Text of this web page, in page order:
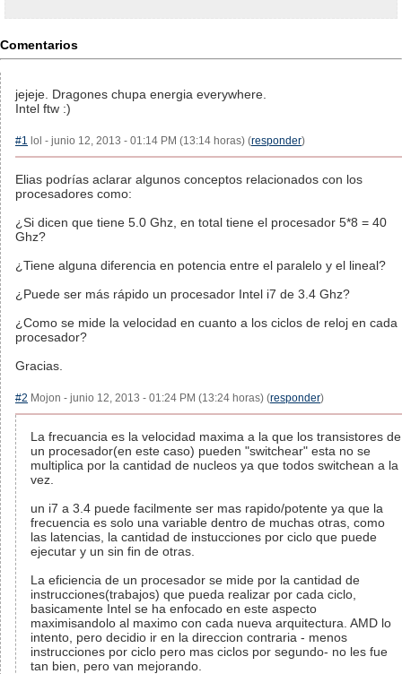
Comentarios
jejeje. Dragones chupa energia everywhere.
Intel ftw :)
#1 lol - junio 12, 2013 - 01:14 PM (13:14 horas) (responder)
Elias podrías aclarar algunos conceptos relacionados con los
procesadores como:
¿Si dicen que tiene 5.0 Ghz, en total tiene el procesador 5*8 = 40
Ghz?
¿Tiene alguna diferencia en potencia entre el paralelo y el lineal?
¿Puede ser más rápido un procesador Intel i7 de 3.4 Ghz?
¿Como se mide la velocidad en cuanto a los ciclos de reloj en cada
procesador?
Gracias.
#2 Mojon - junio 12, 2013 - 01:24 PM (13:24 horas) (responder)
La frecuancia es la velocidad maxima a la que los transistores de
un procesador(en este caso) pueden "switchear" esta no se
multiplica por la cantidad de nucleos ya que todos switchean a la
vez.
un i7 a 3.4 puede facilmente ser mas rapido/potente ya que la
frecuencia es solo una variable dentro de muchas otras, como
las latencias, la cantidad de instucciones por ciclo que puede
ejecutar y un sin fin de otras.
La eficiencia de un procesador se mide por la cantidad de
instrucciones(trabajos) que pueda realizar por cada ciclo,
basicamente Intel se ha enfocado en este aspecto
maximisandolo al maximo con cada nueva arquitectura. AMD lo
intento, pero decidio ir en la direccion contraria - menos
instrucciones por ciclo pero mas ciclos por segundo- no les fue
tan bien, pero van mejorando.